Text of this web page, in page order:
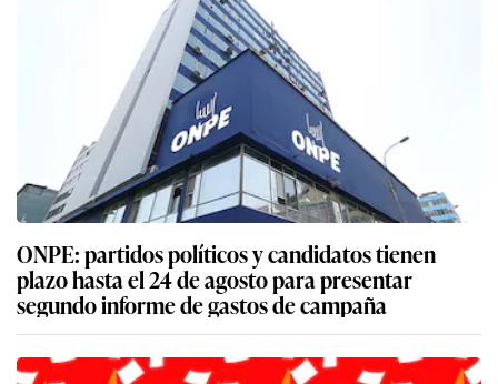
ONPE: partidos políticos y candidatos tienen
plazo hasta el 24 de agosto para presentar
segundo informe de gastos de campaña